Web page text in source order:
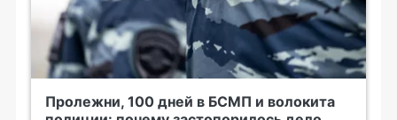
Пролежни, 100 дней в БСМП и волокита